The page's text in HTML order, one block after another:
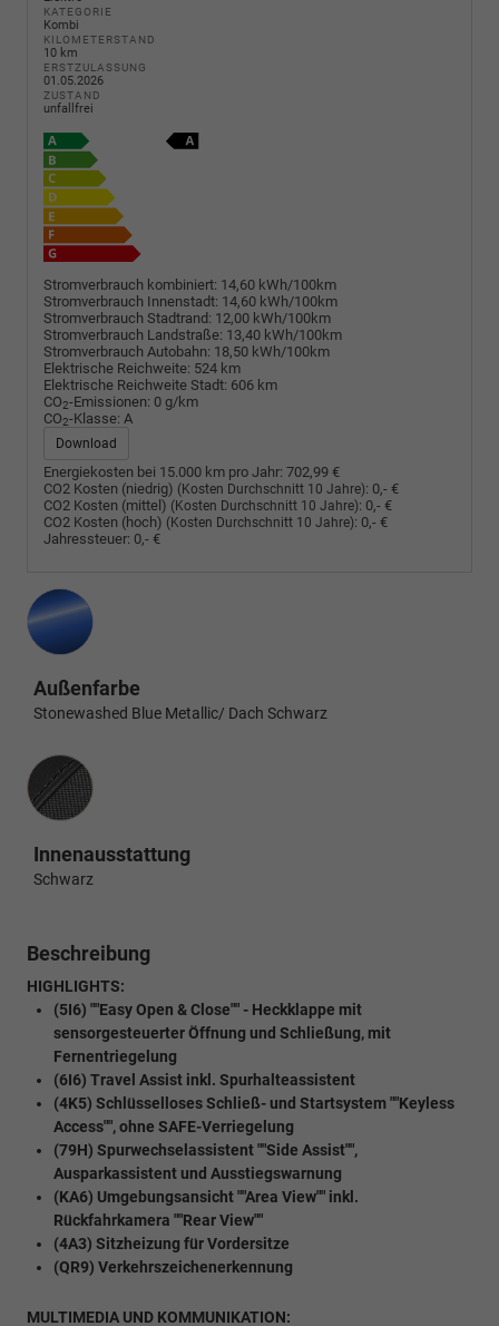
KATEGORIE
Kombi
KILOMETERSTAND
10 km
ERSTZULASSUNG
01.05.2026
ZUSTAND
unfallfrei
Stromverbrauch kombiniert: 14,60 kWh/100km
Stromverbrauch Innenstadt: 14,60 kWh/100km
Stromverbrauch Stadtrand: 12,00 kWh/100km
Stromverbrauch Landstraße: 13,40 kWh/100km
Stromverbrauch Autobahn: 18,50 kWh/100km
Elektrische Reichweite: 524 km
Elektrische Reichweite Stadt: 606 km
CO2-Emissionen: 0 g/km
CO2-Klasse: A
Download
Energiekosten bei 15.000 km pro Jahr: 702,99 €
CO2 Kosten (niedrig) (Kosten Durchschnitt 10 Jahre): 0,- €
CO2 Kosten (mittel) (Kosten Durchschnitt 10 Jahre): 0,- €
CO2 Kosten (hoch) (Kosten Durchschnitt 10 Jahre): 0,- €
Jahressteuer: 0,- €
Außenfarbe
Stonewashed Blue Metallic/ Dach Schwarz
Innenausstattung
Innenausstattung
Schwarz
Beschreibung
HIGHLIGHTS:
(5I6) ""Easy Open & Close"" - Heckklappe mit
sensorgesteuerter Öffnung und Schließung, mit
Fernentriegelung
(6I6) Travel Assist inkl. Spurhalteassistent
(4K5) Schlüsselloses Schließ- und Startsystem ""Keyless
Access"", ohne SAFE-Verriegelung
(79H) Spurwechselassistent ""Side Assist"",
Ausparkassistent und Ausstiegswarnung
(KA6) Umgebungsansicht ""Area View"" inkl.
Rückfahrkamera ""Rear View""
(4A3) Sitzheizung für Vordersitze
(QR9) Verkehrszeichenerkennung
MULTIMEDIA UND KOMMUNIKATION: